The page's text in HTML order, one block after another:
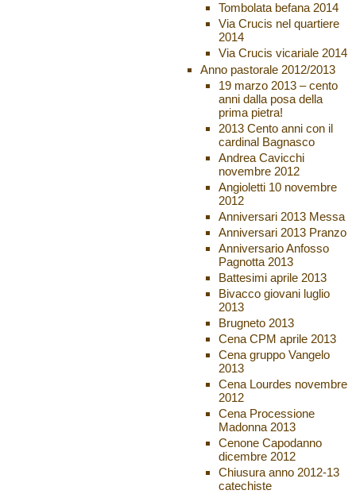
Tombolata befana 2014
Via Crucis nel quartiere
2014
Via Crucis vicariale 2014
Anno pastorale 2012/2013
19 marzo 2013 – cento
anni dalla posa della
prima pietra!
2013 Cento anni con il
cardinal Bagnasco
Andrea Cavicchi
novembre 2012
Angioletti 10 novembre
2012
Anniversari 2013 Messa
Anniversari 2013 Pranzo
Anniversario Anfosso
Pagnotta 2013
Battesimi aprile 2013
Bivacco giovani luglio
2013
Brugneto 2013
Cena CPM aprile 2013
Cena gruppo Vangelo
2013
Cena Lourdes novembre
2012
Cena Processione
Madonna 2013
Cenone Capodanno
dicembre 2012
Chiusura anno 2012-13
catechiste